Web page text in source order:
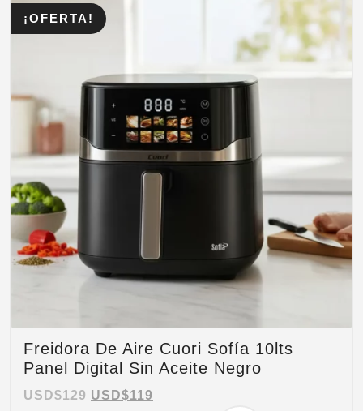
¡OFERTA!
Freidora De Aire Cuori Sofía 10lts
Panel Digital Sin Aceite Negro
USD$129 USD$119